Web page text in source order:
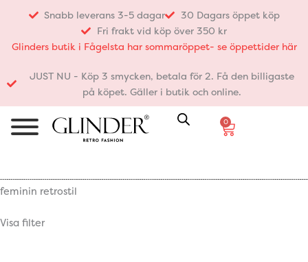
innehåll
Snabb leverans 3-5 dagar
30 Dagars öppet köp
Fri frakt vid köp över 350 kr
Glinders butik i Fågelsta har sommaröppet- se öppettider här
JUST NU - Köp 3 smycken, betala för 2. Få den billigaste
på köpet. Gäller i butik och online.
0
Varukorg
feminin retrostil
Visa filter